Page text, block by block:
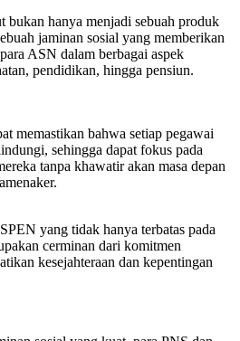
bukan hanya menjadi sebuah produk
jaminan sosial yang memberikan
ASN dalam berbagai aspek
pendidikan, hingga pensiun.
memastikan bahwa setiap pegawai
sehingga dapat fokus pada
tanpa khawatir akan masa depan
yang tidak hanya terbatas pada
cerminan dari komitmen
kesejahteraan dan kepentingan